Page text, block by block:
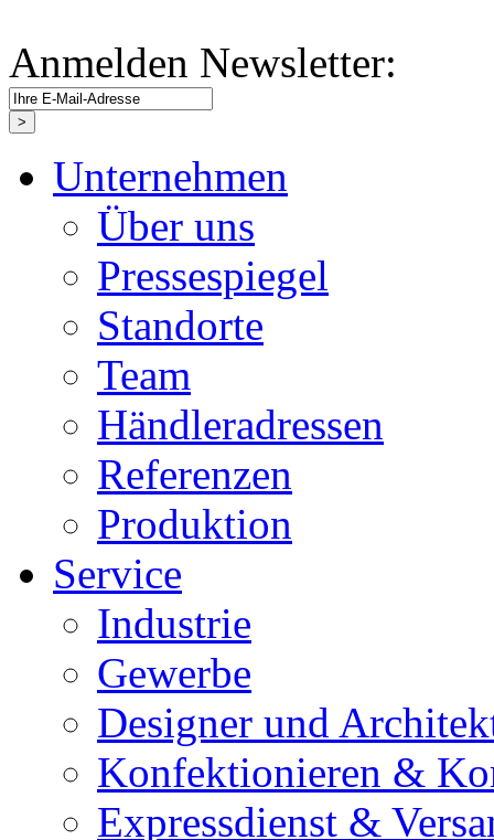
Anmelden Newsletter:
Unternehmen
Über uns
Pressespiegel
Standorte
Team
Händleradressen
Referenzen
Produktion
Service
Industrie
Gewerbe
Designer und
Konfektionieren &
Expressdienst &